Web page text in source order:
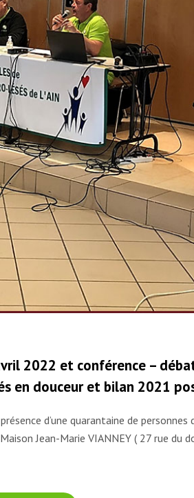
2022 et conférence –
en douceur et bilan 2021
d’une quarantaine de
Jean-Marie VIANNEY ( 27 rue du